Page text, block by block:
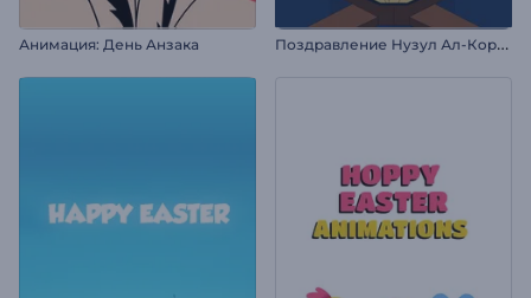
Анимация: День Анзака П
оздравление Нузул Ал-Коран